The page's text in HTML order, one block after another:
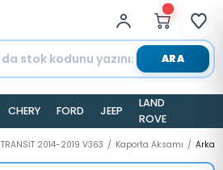
ARA
CHERY FORD JEEP
LAND
ROVER
TRANSİT 2014-2019 V363 Kaporta Aksamı Arka